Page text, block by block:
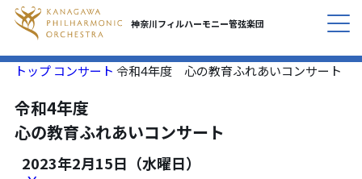
神奈川フィルハーモニー管弦楽団
コンサート CONCERT
私たちについて ABOUT
活動紹介 INITIATIVES
トップ コンサート 令和4年度 心の教育ふれあいコンサート
令和4年度
心の教育ふれあいコンサート
2023年2月15日（水曜日）